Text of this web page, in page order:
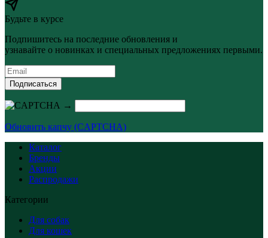
Будьте в курсе
Подпишитесь на последние обновления и
узнавайте о новинках и специальных предложениях первыми.
Подписаться
→
Обновить капчу (CAPTCHA)
Каталог
Бренды
Акции
Распродажи
Категории
Для собак
Для кошек